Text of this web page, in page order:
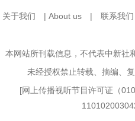
关于我们 | About us | 联系我们
本网站所刊载信息，不代表中新社
未经授权禁止转载、摘编、
[网上传播视听节目许可证（